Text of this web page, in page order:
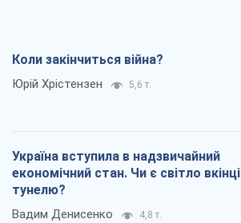
Коли закінчиться війна?
Юрій Хрістензен 5,6 т.
Україна вступила в надзвичайний
економічний стан. Чи є світло вкінці
тунелю?
Вадим Денисенко 4,8 т.